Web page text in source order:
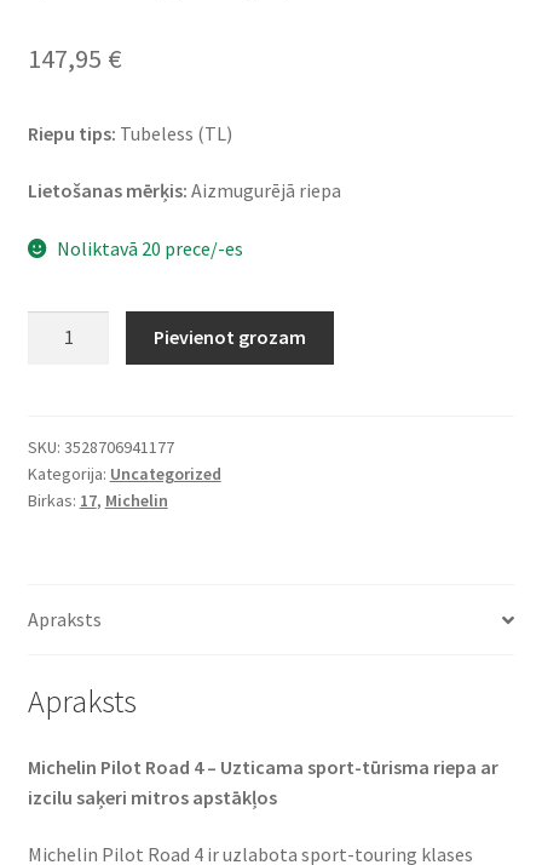
147,95 €
Riepu tips: Tubeless (TL)
Lietošanas mērķis: Aizmugurējā riepa
Noliktavā 20 prece/-es
180/55
ZR
17
daudzums
Pievienot grozam
SKU: 3528706941177
Kategorija: Uncategorized
Birkas: 17, Michelin
Apraksts
Apraksts
Michelin Pilot Road 4 – Uzticama sport-tūrisma riepa ar
izcilu saķeri mitros apstākļos
Michelin Pilot Road 4 ir uzlabota sport-touring klases